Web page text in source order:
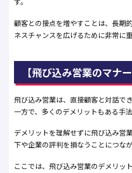
顧客との接点を増やすことは、長期
ネスチャンスを広げるために非常に重
【飛び込み営業のマナ
飛び込み営業は、直接顧客と対話で
一方で、多くのデメリットもある手法
デメリットを理解せずに飛び込み営
下や企業の評判を損なうことにつな
ここでは、飛び込み営業のデメリッ